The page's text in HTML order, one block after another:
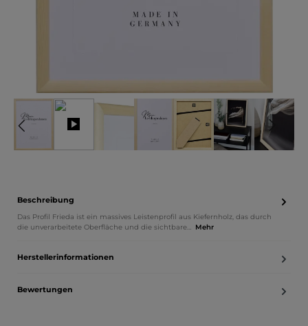
Beschreibung
Das Profil Frieda ist ein massives Leistenprofil aus Kiefernholz, das durch
die unverarbeitete Oberfläche und die sichtbare… Mehr
Herstellerinformationen
Bewertungen